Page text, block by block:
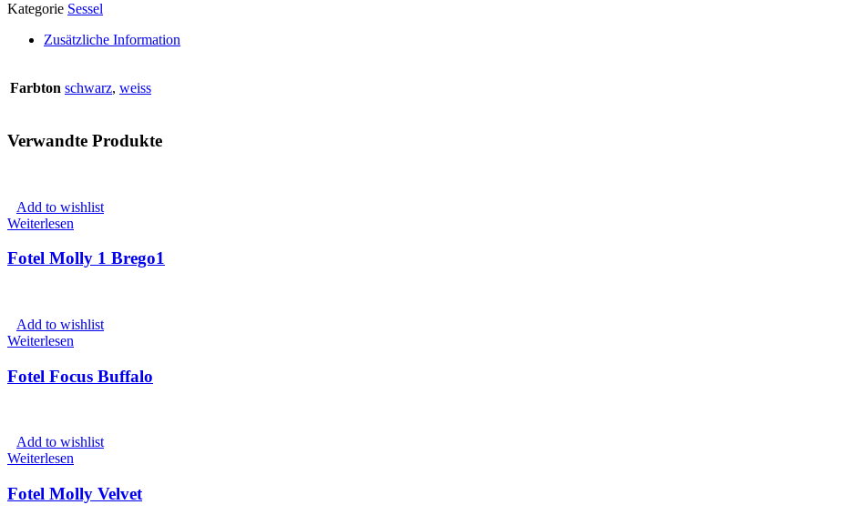
Kategorie Sessel
Zusätzliche Information
Farbton schwarz, weiss
Verwandte Produkte
Add to wishlist
Weiterlesen
Fotel Molly 1 Brego1
Add to wishlist
Weiterlesen
Fotel Focus Buffalo
Add to wishlist
Weiterlesen
Fotel Molly Velvet